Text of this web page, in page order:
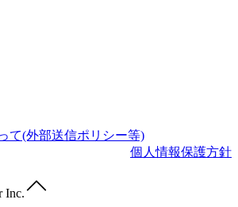
て(外部送信ポリシー等)
個人情報保護方針
Inc.